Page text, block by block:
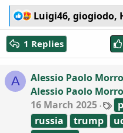
R
e
a
c
t
o
n
s
:
Luigi46, giogiodo,
1 Replies
A
Alessio Paolo
Alessio Paolo
16 March 2025
T
a
g
s
russia
trump